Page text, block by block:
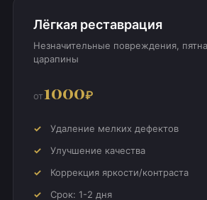
Лёгкая реставрация
Незначительные повреждения,
царапины
от1000₽
Удаление мелких дефектов
Улучшение качества
Коррекция яркости/контраста
Срок: 1-2 дня